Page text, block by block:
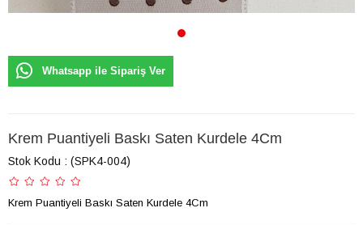
Whatsapp ile Sipariş Ver
Krem Puantiyeli Baskı Saten Kurdele 4Cm
Stok Kodu (SPK4-004)
Krem Puantiyeli Baskı Saten Kurdele 4Cm